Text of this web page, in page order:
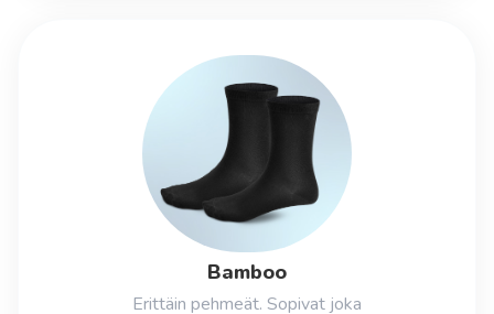
Bamboo
Erittäin pehmeät. Sopivat joka